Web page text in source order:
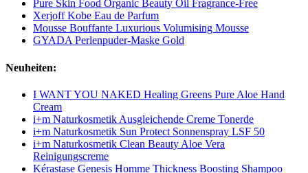
Pure Skin Food Organic Beauty Oil Fragrance-Free
Xerjoff Kobe Eau de Parfum
Mousse Bouffante Luxurious Volumising Mousse
GYADA Perlenpuder-Maske Gold
Neuheiten:
I WANT YOU NAKED Healing Greens Pure Aloe Hand
Cream
i+m Naturkosmetik Ausgleichende Creme Tonerde
i+m Naturkosmetik Sun Protect Sonnenspray LSF 50
i+m Naturkosmetik Clean Beauty Aloe Vera
Reinigungscreme
Kérastase Genesis Homme Thickness Boosting Shampoo